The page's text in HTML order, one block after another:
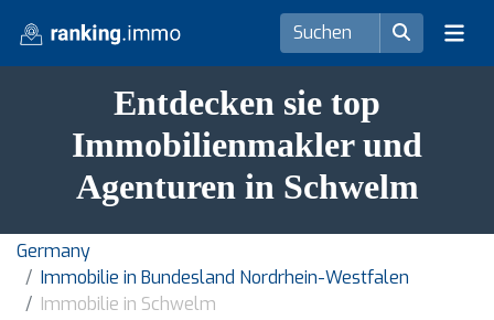
Entdecken sie top
Immobilienmakler und
Agenturen in Schwelm
Germany
Immobilie in Bundesland Nordrhein-Westfalen
Immobilie in Schwelm